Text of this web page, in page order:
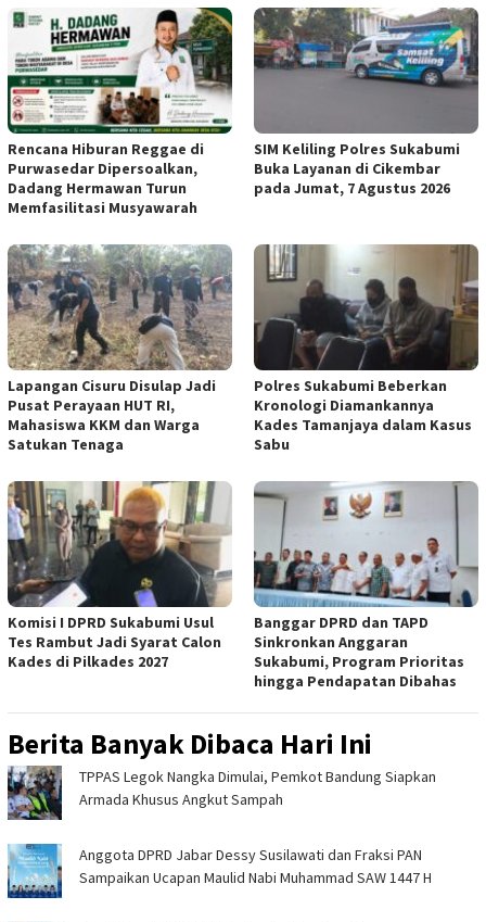
Rencana Hiburan Reggae di
Purwasedar Dipersoalkan,
Dadang Hermawan Turun
Memfasilitasi Musyawarah
SIM Keliling Polres Sukabumi
Buka Layanan di Cikembar
pada Jumat, 7 Agustus 2026
Lapangan Cisuru Disulap Jadi
Pusat Perayaan HUT RI,
Mahasiswa KKM dan Warga
Satukan Tenaga
Polres Sukabumi Beberkan
Kronologi Diamankannya
Kades Tamanjaya dalam Kasus
Sabu
Komisi I DPRD Sukabumi Usul
Tes Rambut Jadi Syarat Calon
Kades di Pilkades 2027
Banggar DPRD dan TAPD
Sinkronkan Anggaran
Sukabumi, Program Prioritas
hingga Pendapatan Dibahas
Berita Banyak Dibaca Hari Ini
TPPAS Legok Nangka Dimulai, Pemkot Bandung Siapkan
Armada Khusus Angkut Sampah
Anggota DPRD Jabar Dessy Susilawati dan Fraksi PAN
Sampaikan Ucapan Maulid Nabi Muhammad SAW 1447 H